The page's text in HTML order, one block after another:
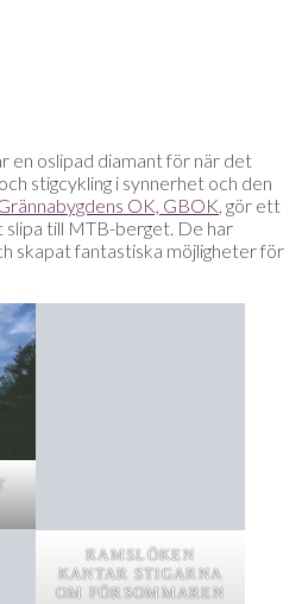
en oslipad diamant för när det
stigcykling i synnerhet och den
OK, GBOK, gör ett
till MTB-berget. De har
skapat fantastiska möjligheter för
RAMSLÖKEN
KANTAR STIGARNA
OM FÖRSOMMAREN